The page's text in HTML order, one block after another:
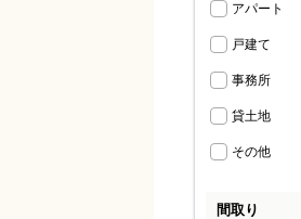
アパート
戸建て
事務所
貸土地
その他
間取り